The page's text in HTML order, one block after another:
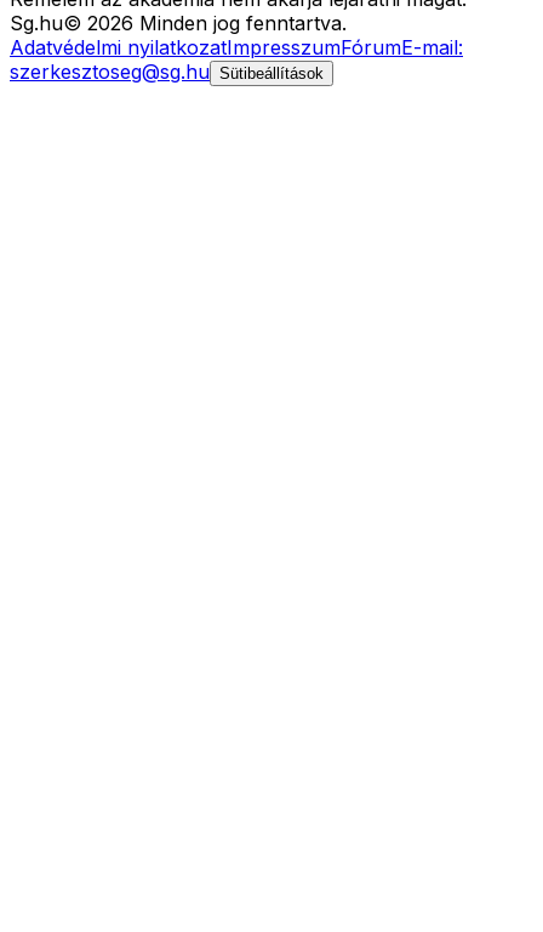
Sg.hu© 2026 Minden jog fenntartva.
Adatvédelmi nyilatkozatImpresszumFórumE-mail:
szerkesztoseg@sg.hu Sütibeállítások